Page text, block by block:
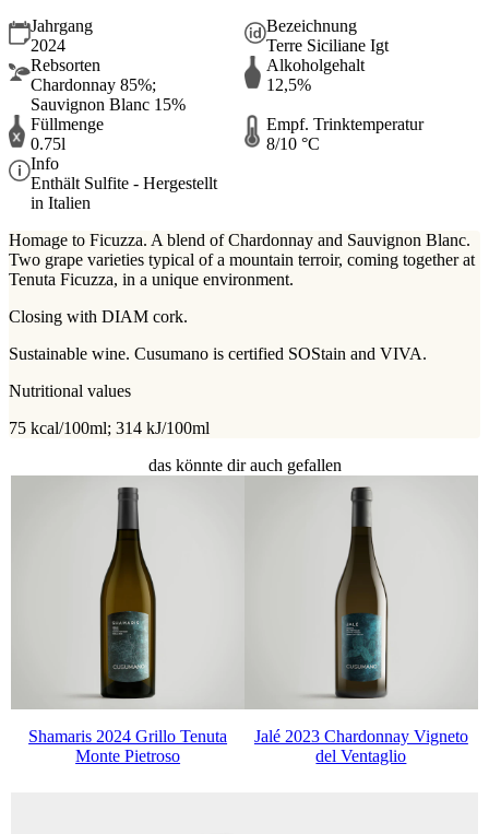
Jahrgang
2024
Bezeichnung
Terre Siciliane Igt
Rebsorten
Chardonnay 85%;
Sauvignon Blanc 15%
Alkoholgehalt
12,5%
Füllmenge
0.75l
Empf. Trinktemperatur
8/10 °C
Info
Enthält Sulfite - Hergestellt
in Italien
Homage to Ficuzza. A blend of Chardonnay and Sauvignon Blanc.
Two grape varieties typical of a mountain terroir, coming together at
Tenuta Ficuzza, in a unique environment.
Closing with DIAM cork.
Sustainable wine. Cusumano is certified SOStain and VIVA.
Nutritional values
75 kcal/100ml; 314 kJ/100ml
das könnte dir auch gefallen
Shamaris 2024 Grillo Tenuta
Monte Pietroso
Jalé 2023 Chardonnay Vigneto
del Ventaglio